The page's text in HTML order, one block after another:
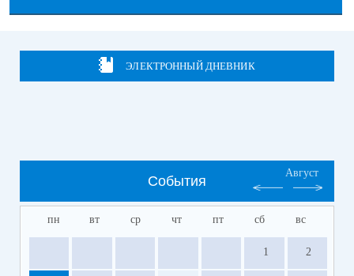
ЭЛЕКТРОННЫЙ ДНЕВНИК
События
Август
пн вт ср чт пт сб вс
1 2